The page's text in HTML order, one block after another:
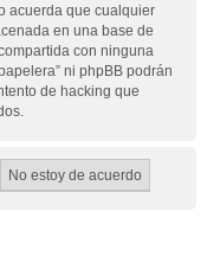
acuerda que cualquier
en una base de
con ninguna
ni phpBB podrán
de hacking que